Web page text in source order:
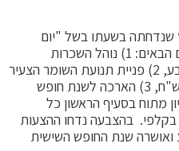
שנדחתה בשעתו בשל "יום
השיבוש הלאומי" ועלו בה הנושאים הבאים: 1) נוהל השכרות
לגרושות/גרושים שלאחר היום הקובע, 2) פניית תנועת השומר הצעיר
לתרומה לשומריה על סך 15,000 ש"ח, 3) הארכה לשנת חופש
מתוח בסעיף הראשון כל
בהצבעה נדחו ההצעות
שנת החופש השישית